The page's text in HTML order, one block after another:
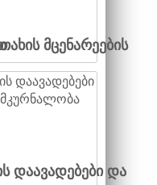
მცენარეების
დაავადებები და